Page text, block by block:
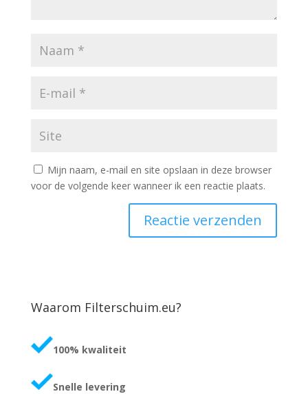
Mijn naam, e-mail en site opslaan in deze browser
voor de volgende keer wanneer ik een reactie plaats.
Waarom Filterschuim.eu?
100% kwaliteit
Snelle levering